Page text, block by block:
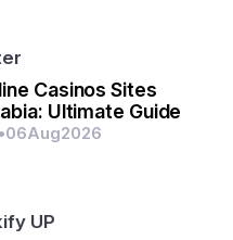
Casinos Sites
Ultimate Guide
•06Aug2026
UP